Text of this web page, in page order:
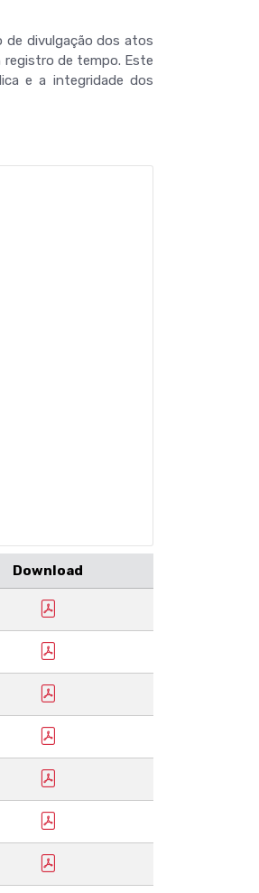
de divulgação dos atos
registro de tempo. Este
e a integridade dos
Download